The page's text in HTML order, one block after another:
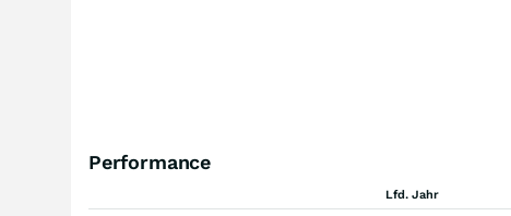
Performance
Lfd. Jahr